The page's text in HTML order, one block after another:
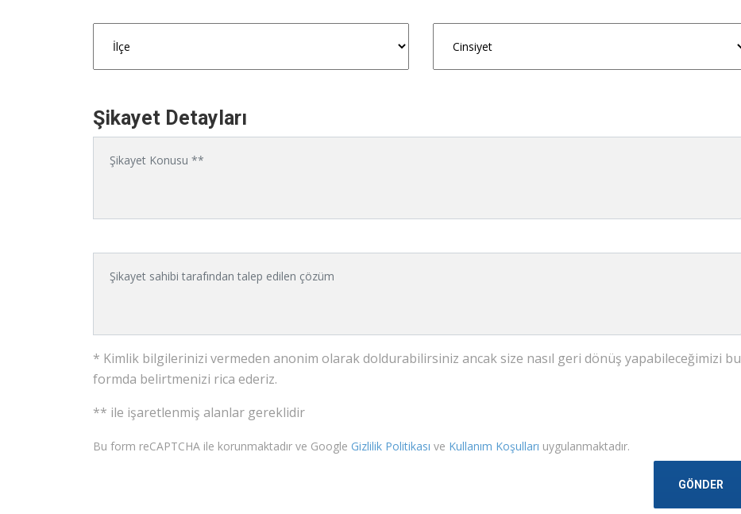
Şikayet Detayları
* Kimlik bilgilerinizi vermeden anonim olarak doldurabilirsiniz ancak size nasıl geri dönüş yapabileceğimizi bu
formda belirtmenizi rica ederiz.
** ile işaretlenmiş alanlar gereklidir
Bu form reCAPTCHA ile korunmaktadır ve Google Gizlilik Politikası ve Kullanım Koşulları uygulanmaktadır.